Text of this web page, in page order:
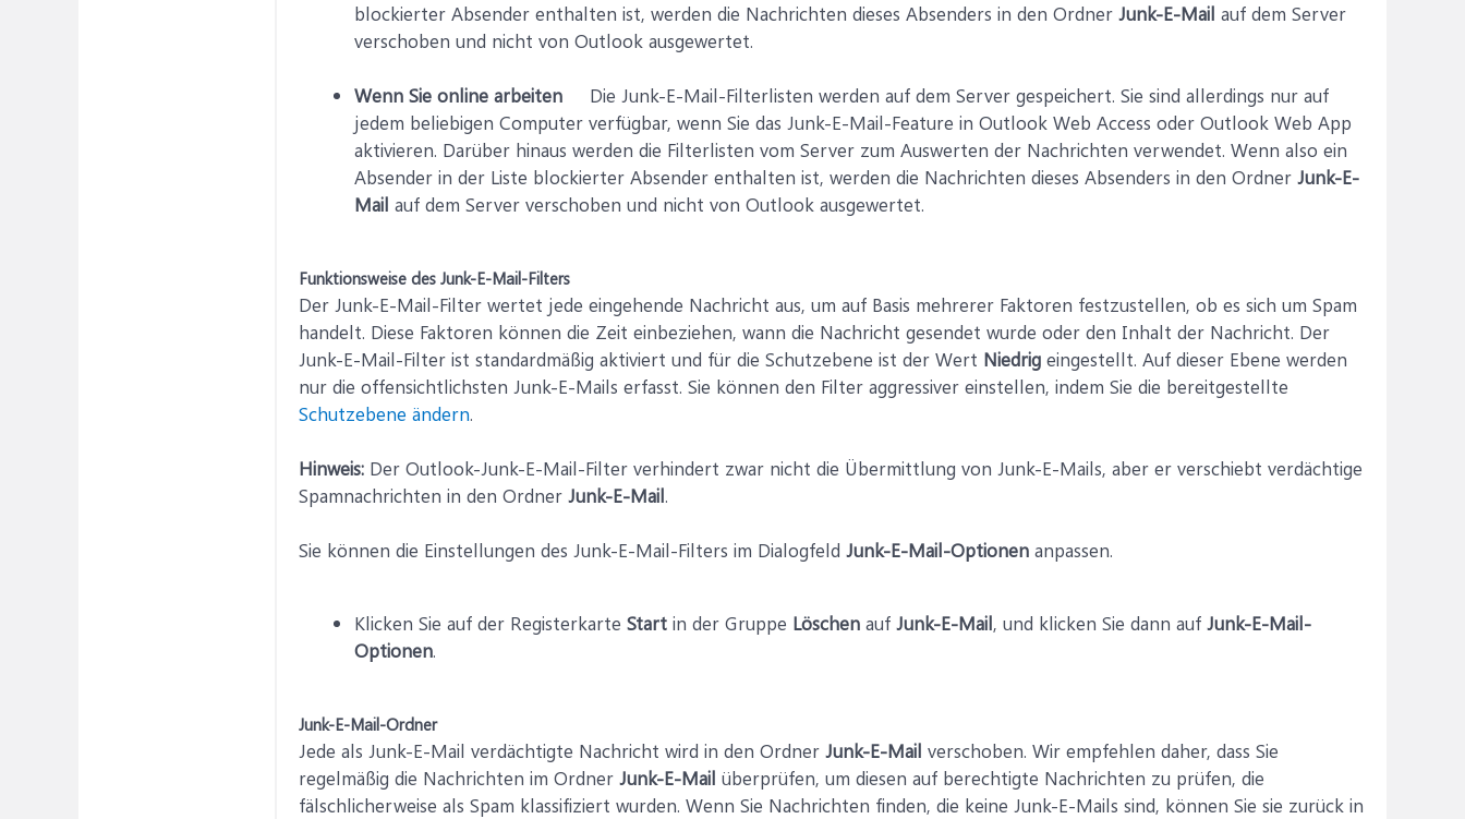
blockierter Absender enthalten ist, werden die Nachrichten dieses Absenders in den Ordner Junk-E-Mail auf dem Server
verschoben und nicht von Outlook ausgewertet.
Wenn Sie online arbeiten Die Junk-E-Mail-Filterlisten werden auf dem Server gespeichert. Sie sind allerdings nur auf
jedem beliebigen Computer verfügbar, wenn Sie das Junk-E-Mail-Feature in Outlook Web Access oder Outlook Web App
aktivieren. Darüber hinaus werden die Filterlisten vom Server zum Auswerten der Nachrichten verwendet. Wenn also ein
Absender in der Liste blockierter Absender enthalten ist, werden die Nachrichten dieses Absenders in den Ordner Junk-E-
Mail auf dem Server verschoben und nicht von Outlook ausgewertet.
Funktionsweise des Junk-E-Mail-Filters
Der Junk-E-Mail-Filter wertet jede eingehende Nachricht aus, um auf Basis mehrerer Faktoren festzustellen, ob es sich um Spam
handelt. Diese Faktoren können die Zeit einbeziehen, wann die Nachricht gesendet wurde oder den Inhalt der Nachricht. Der
Junk-E-Mail-Filter ist standardmäßig aktiviert und für die Schutzebene ist der Wert Niedrig eingestellt. Auf dieser Ebene werden
nur die offensichtlichsten Junk-E-Mails erfasst. Sie können den Filter aggressiver einstellen, indem Sie die bereitgestellte
Schutzebene ändern.
Hinweis: Der Outlook-Junk-E-Mail-Filter verhindert zwar nicht die Übermittlung von Junk-E-Mails, aber er verschiebt verdächtige
Spamnachrichten in den Ordner Junk-E-Mail.
Sie können die Einstellungen des Junk-E-Mail-Filters im Dialogfeld Junk-E-Mail-Optionen anpassen.
Klicken Sie auf der Registerkarte Start in der Gruppe Löschen auf Junk-E-Mail, und klicken Sie dann auf Junk-E-Mail-
Optionen.
Junk-E-Mail-Ordner
Jede als Junk-E-Mail verdächtigte Nachricht wird in den Ordner Junk-E-Mail verschoben. Wir empfehlen daher, dass Sie
regelmäßig die Nachrichten im Ordner Junk-E-Mail überprüfen, um diesen auf berechtigte Nachrichten zu prüfen, die
fälschlicherweise als Spam klassifiziert wurden. Wenn Sie Nachrichten finden, die keine Junk-E-Mails sind, können Sie sie zurück in